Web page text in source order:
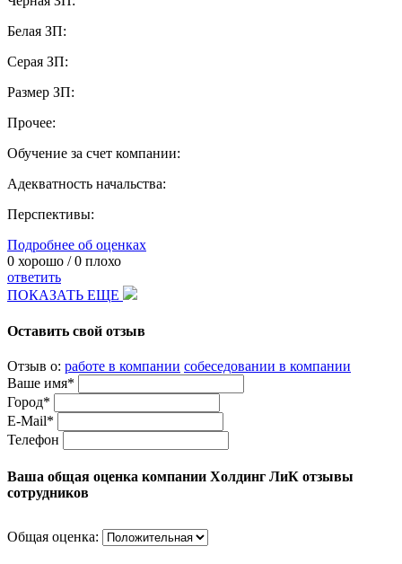
Белая ЗП:
Серая ЗП:
Размер ЗП:
Прочее:
Обучение за счет компании:
Адекватность начальства:
Перспективы:
Подробнее об оценках
0 хорошо /0 плохо
ответить
ПОКАЗАТЬ ЕЩЕ
Оставить свой отзыв
Отзыв о: работе в компании собеседовании в компании
Ваше имя*
Город*
E-Mail*
Телефон
Ваша общая оценка компании Холдинг ЛиК отзывы
сотрудников
Общая оценка: